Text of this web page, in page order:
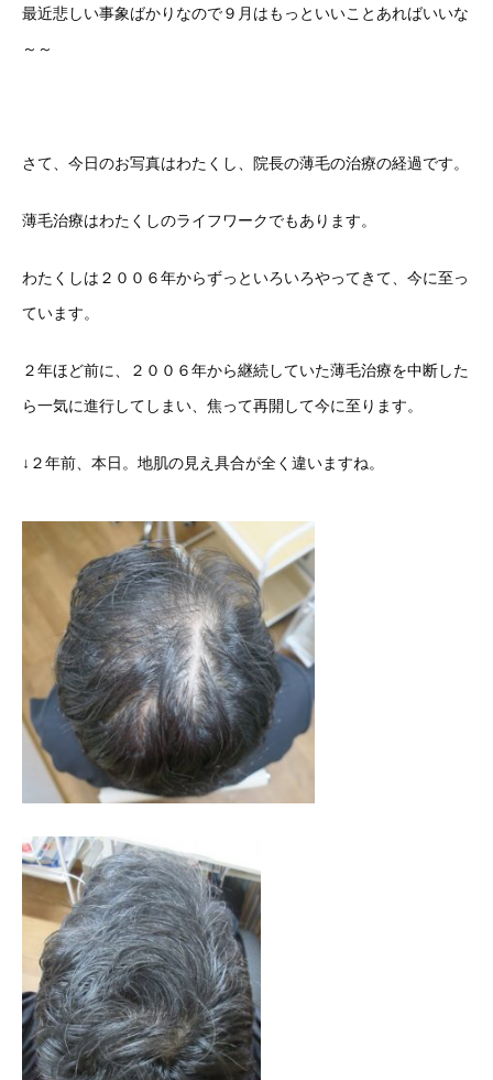
最近悲しい事象ばかりなので９月はもっといいことあればいいな
～～
さて、今日のお写真はわたくし、院長の薄毛の治療の経過です。
薄毛治療はわたくしのライフワークでもあります。
わたくしは２００６年からずっといろいろやってきて、今に至っ
ています。
２年ほど前に、２００６年から継続していた薄毛治療を中断した
ら一気に進行してしまい、焦って再開して今に至ります。
↓２年前、本日。地肌の見え具合が全く違いますね。